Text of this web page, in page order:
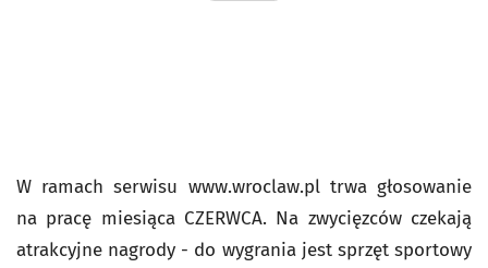
W ramach serwisu www.wroclaw.pl trwa głosowanie
na pracę miesiąca CZERWCA. Na zwycięzców czekają
atrakcyjne nagrody - do wygrania jest sprzęt sportowy